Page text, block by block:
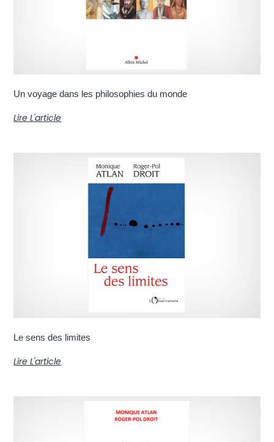
Un voyage dans les philosophies du monde
Lire L'article
Le sens des limites
Lire L'article